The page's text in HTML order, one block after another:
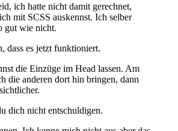
ich hatte nicht damit gerechnet,
mit SCSS auskennst. Ich selber
gut wie nicht.
dass es jetzt funktioniert.
die Einzüge im Head lassen. Am
die anderen dort hin bringen, dann
dich nicht entschuldigen.